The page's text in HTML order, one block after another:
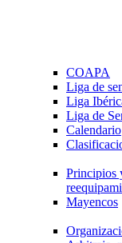
COAPA
Liga de
Liga
Liga de
Calendario
Principios
Mayencos